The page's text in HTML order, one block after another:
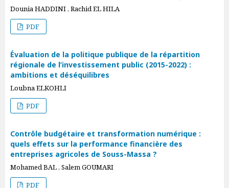
Dounia HADDINI , Rachid EL HILA
PDF
Évaluation de la politique publique de la répartition
régionale de l’investissement public (2015-2022) :
ambitions et déséquilibres
Loubna ELKOHLI
PDF
Contrôle budgétaire et transformation numérique :
quels effets sur la performance financière des
entreprises agricoles de Souss-Massa ?
Mohamed BAL , Salem GOUMARI
PDF